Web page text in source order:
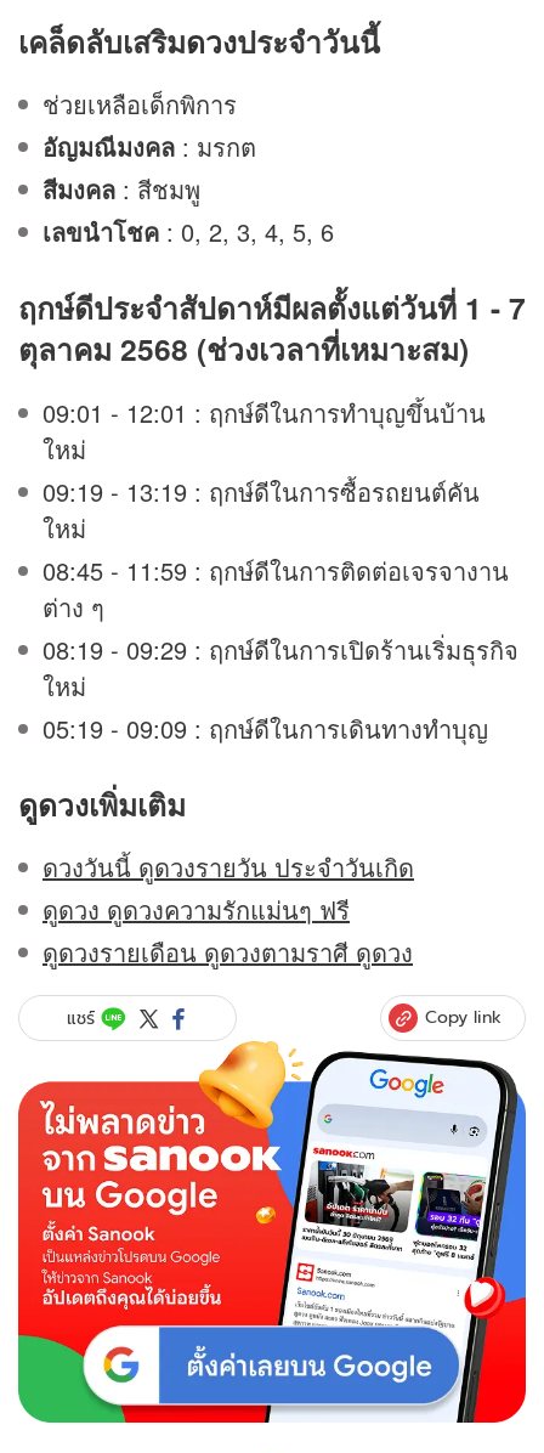
เคล็ดลับเสริมดวงประจำวันนี้
ช่วยเหลือเด็กพิการ
อัญมณีมงคล : มรกต
สีมงคล : สีชมพู
เลขนำโชค : 0, 2, 3, 4, 5, 6
ฤกษ์ดีประจำสัปดาห์มีผลตั้งแต่วันที่ 1 - 7
ตุลาคม 2568 (ช่วงเวลาที่เหมาะสม)
09:01 - 12:01 : ฤกษ์ดีในการทำบุญขึ้นบ้าน
ใหม่
09:19 - 13:19 : ฤกษ์ดีในการซื้อรถยนต์คัน
ใหม่
08:45 - 11:59 : ฤกษ์ดีในการติดต่อเจรจางาน
ต่าง ๆ
08:19 - 09:29 : ฤกษ์ดีในการเปิดร้านเริ่มธุรกิจ
ใหม่
05:19 - 09:09 : ฤกษ์ดีในการเดินทางทำบุญ
ดูดวงเพิ่มเติม
ดวงวันนี้ ดูดวงรายวัน ประจำวันเกิด
ดูดวง ดูดวงความรักแม่นๆ ฟรี
ดูดวงรายเดือน ดูดวงตามราศี ดูดวง
แชร์ Copy link